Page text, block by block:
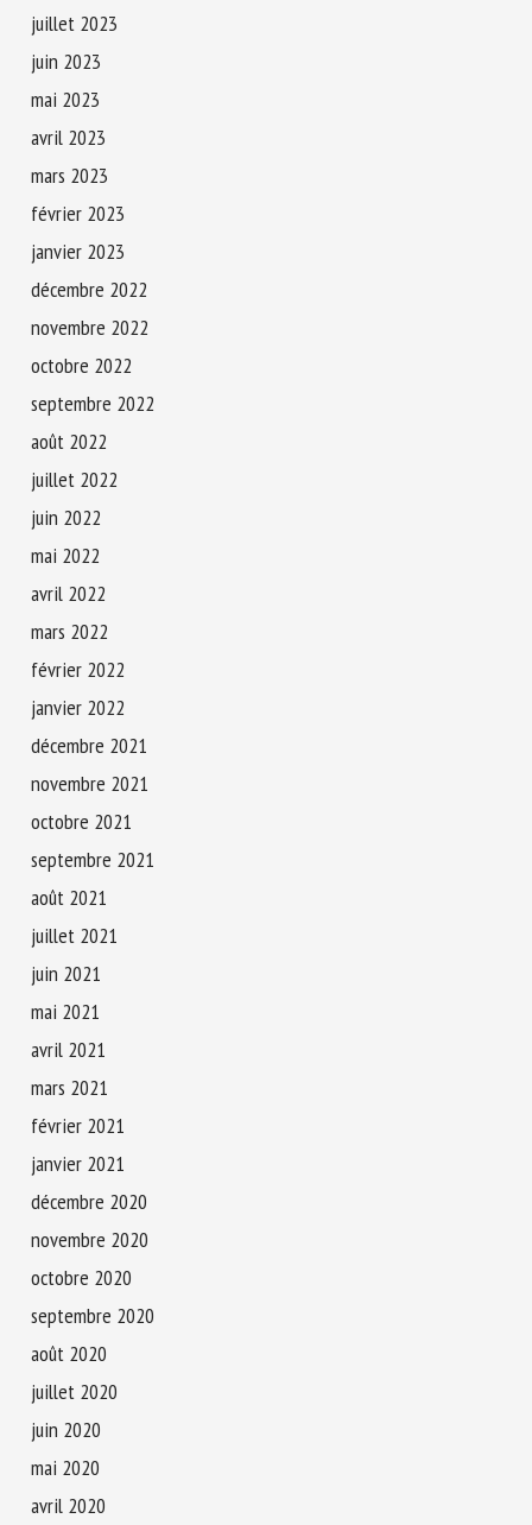
juillet 2023
juin 2023
mai 2023
avril 2023
mars 2023
février 2023
janvier 2023
décembre 2022
novembre 2022
octobre 2022
septembre 2022
août 2022
juillet 2022
juin 2022
mai 2022
avril 2022
mars 2022
février 2022
janvier 2022
décembre 2021
novembre 2021
octobre 2021
septembre 2021
août 2021
juillet 2021
juin 2021
mai 2021
avril 2021
mars 2021
février 2021
janvier 2021
décembre 2020
novembre 2020
octobre 2020
septembre 2020
août 2020
juillet 2020
juin 2020
mai 2020
avril 2020